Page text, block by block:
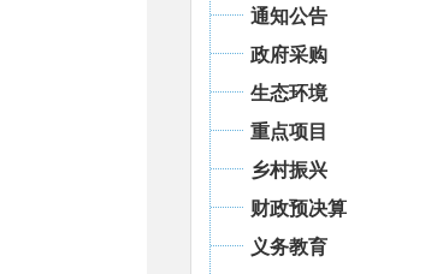
通知公告
政府采购
生态环境
重点项目
乡村振兴
财政预决算
义务教育